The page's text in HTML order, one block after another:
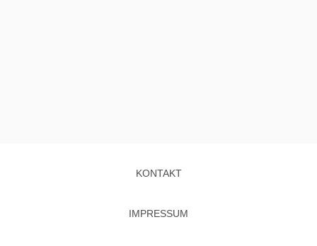
KONTAKT
IMPRESSUM